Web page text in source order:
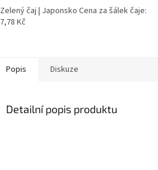
Zelený čaj | Japonsko Cena za šálek čaje:
7,78 Kč
Popis Diskuze
Detailní popis produktu